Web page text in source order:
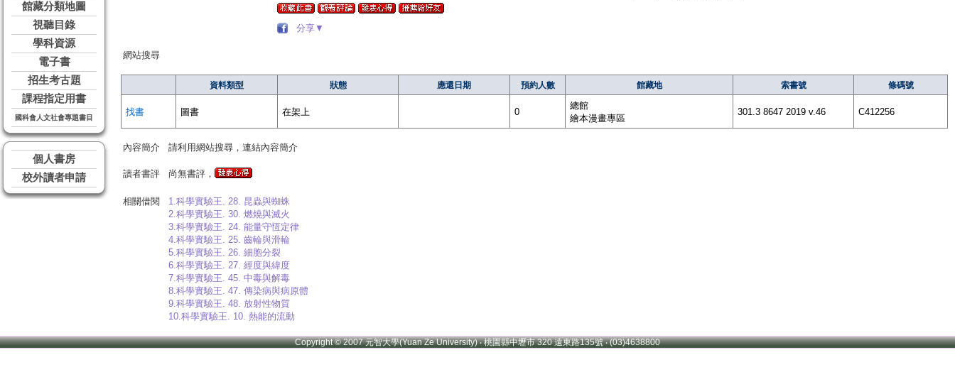
館藏分類地圖
視聽目錄
學科資源
電子書
招生考古題
課程指定用書
國科會人文社會專題書目
個人書房
校外讀者申請
分享▼
網站搜尋
資料類型 狀態 應還日期 預約人數 館藏地 索書號 條碼號
找書 圖書 在架上 0
總館
繪本漫畫專區
301.3 8647 2019 v.46 C412256
內容簡介 請利用網站搜尋，連結內容簡介
讀者書評 尚無書評，
相關借閱
1.科學實驗王. 28. 昆蟲與蜘蛛
2.科學實驗王. 30. 燃燒與滅火
3.科學實驗王. 24. 能量守恆定律
4.科學實驗王. 25. 齒輪與滑輪
5.科學實驗王. 26. 細胞分裂
6.科學實驗王. 27. 經度與緯度
7.科學實驗王. 45. 中毒與解毒
8.科學實驗王. 47. 傳染病與病原體
9.科學實驗王. 48. 放射性物質
10.科學實驗王. 10. 熱能的流動
Copyright © 2007 元智大學(Yuan Ze University) ‧ 桃園縣中壢市 320 遠東路135號 ‧ (03)4638800